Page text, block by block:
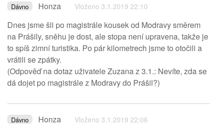
Dávno Honza Vloženo 3.1.2019 22:10
Dnes jsme šli po magistrále kousek od Modravy směrem
na Prášily, sněhu je dost, ale stopa není upravena, takže je
to spíš zimní turistika. Po pár kilometrech jsme to otočili a
vrátili se zpátky.
(Odpověď na dotaz uživatele Zuzana z 3.1.: Nevíte, zda se
dá dojet po magistrále z Modravy do Prášil?)
Dávno Honza Vloženo 3.1.2019 22:06